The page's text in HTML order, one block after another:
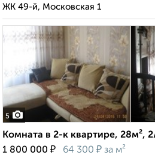
ЖК 49-й, Московская 1
5
Комната в 2-к квартире, 28м²,
1 800 000 ₽ 64 300 ₽ за м²